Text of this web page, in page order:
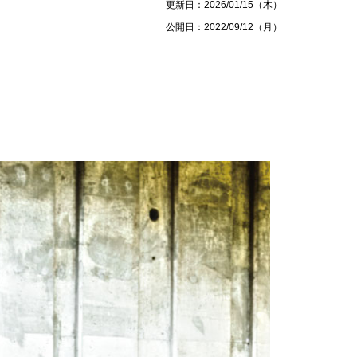
更新日：2026/01/15（木）
公開日：2022/09/12（月）